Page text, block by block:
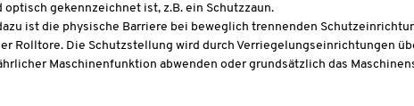
optisch gekennzeichnet ist, z.B. ein Schutzzaun.
ist die physische Barriere bei beweglich trennenden
Rolltore. Die Schutzstellung wird durch Verriegelungseinrichtungen
Maschinenfunktion abwenden oder grundsätzlich das